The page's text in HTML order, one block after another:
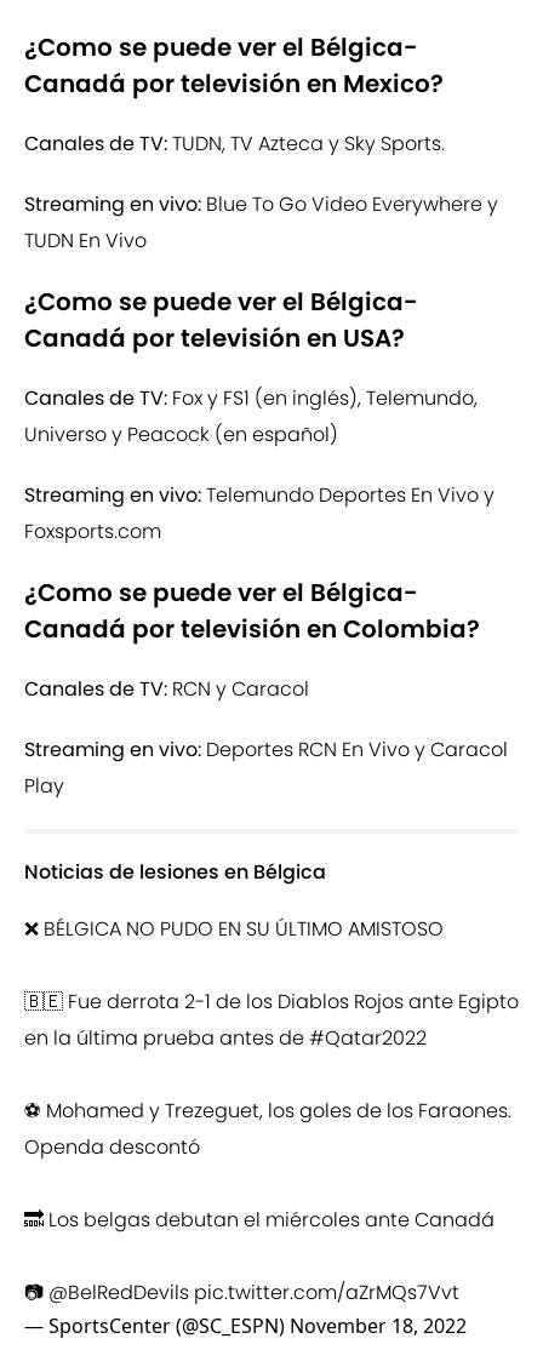
¿Como se puede ver el Bélgica-
Canadá por televisión en Mexico?
Canales de TV:TUDN, TV Azteca y Sky Sports.
Streaming en vivo: Blue To Go Video Everywhere y
TUDN En Vivo
¿Como se puede ver el Bélgica-
Canadá por televisión en USA?
Canales de TV: Fox y FS1 (en inglés), Telemundo,
Universo y Peacock (en español)
Streaming en vivo:Telemundo Deportes En Vivo y
Foxsports.com
¿Como se puede ver el Bélgica-
Canadá por televisión en Colombia?
Canales de TV: RCN y Caracol
Streaming en vivo: Deportes RCN En Vivo y Caracol
Play
Noticias de lesiones en Bélgica
❌ BÉLGICA NO PUDO EN SU ÚLTIMO AMISTOSO
🇧🇪 Fue derrota 2-1 de los Diablos Rojos ante Egipto
en la última prueba antes de#Qatar2022
⚽ Mohamed y Trezeguet, los goles de los Faraones.
Openda descontó
🔜 Los belgas debutan el miércoles ante Canadá
📷 @BelRedDevils pic.twitter.com/aZrMQs7Vvt
— SportsCenter (@SC_ESPN) November 18, 2022